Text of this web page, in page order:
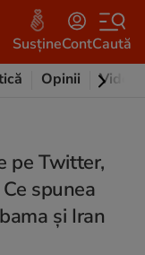
SusțineContCaută
Opinii Video
pe Twitter,
spunea
și Iran